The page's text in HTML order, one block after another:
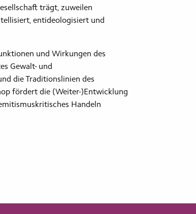
trägt, zuweilen
entideologisiert und
und Wirkungen des
Gewalt- und
die Traditionslinien des
fördert die (Weiter-)Entwicklung
Handeln